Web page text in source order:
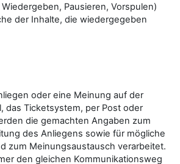
Pausieren, Vorspulen)
der Inhalte, die wiedergegeben
oder eine Meinung auf der
das Ticketsystem, per Post oder
die gemachten Angaben zum
des Anliegens sowie für mögliche
zum Meinungsaustausch verarbeitet.
den gleichen Kommunikationsweg